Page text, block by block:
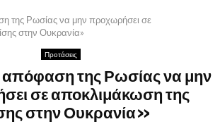
της Ρωσίας να μην προχωρήσει σε
στην Ουκρανία»
Προτάσεις
της Ρωσίας να μην
σε αποκλιμάκωση της
στην Ουκρανία»